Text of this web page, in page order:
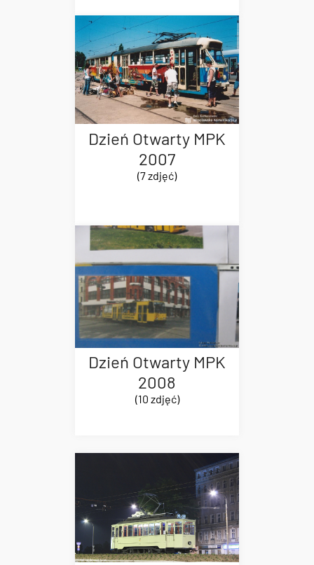
Dzień Otwarty MPK
2007
(7 zdjęć)
Dzień Otwarty MPK
2008
(10 zdjęć)